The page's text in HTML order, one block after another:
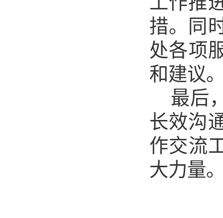
措。同
处各项
和建议
最后
长效沟
作交流
大力量